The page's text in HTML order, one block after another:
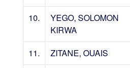
10.
YEGO, SOLOMON
KIRWA
11. ZITANE, OUAIS